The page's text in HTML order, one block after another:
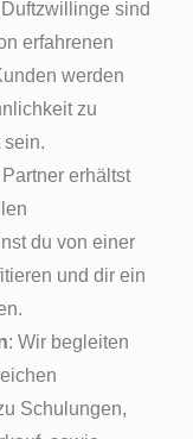
sind
erfahrenen
werden
zu
sein.
Partner erhältst
du von einer
und dir ein
: Wir begleiten
Schulungen,